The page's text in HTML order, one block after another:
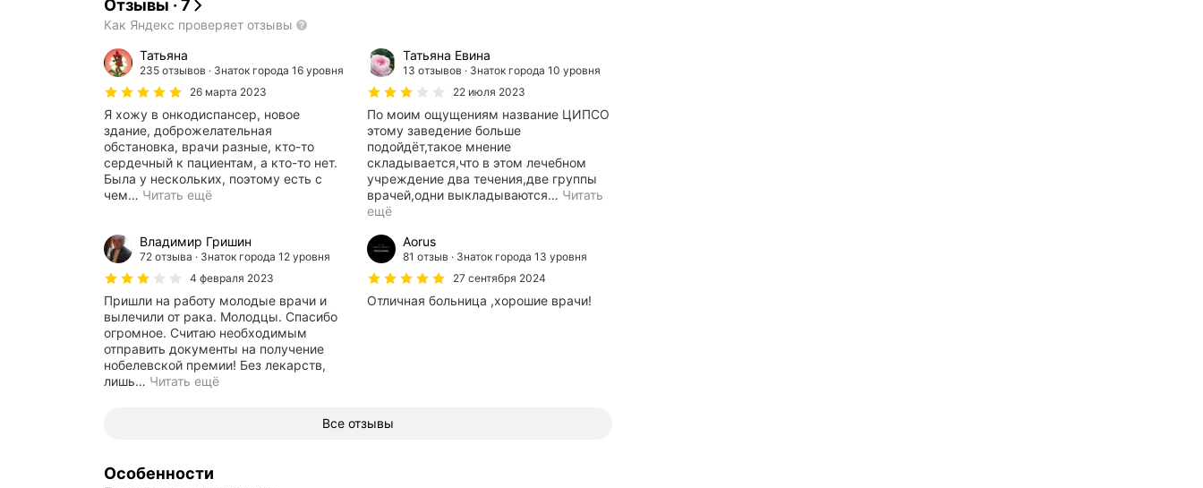
Отзывы · 7
Как Яндекс проверяет отзывы
Татьяна
235 отзывов
Знаток города 16 уровня
26 марта 2023
Я хожу в онкодиспансер, новое
здание, доброжелательная
обстановка, врачи разные, кто-то
сердечный к пациентам, а кто-то нет.
Была у нескольких, поэтому есть с
чем… Читать ещё
Татьяна Евина
13 отзывов
Знаток города 10 уровня
22 июля 2023
По моим ощущениям название ЦИПСО
этому заведение больше
подойдёт,такое мнение
складывается,что в этом лечебном
учреждение два течения,две группы
врачей,одни выкладываются… Читать
ещё
Владимир Гришин
72 отзыва
Знаток города 12 уровня
4 февраля 2023
Пришли на работу молодые врачи и
вылечили от рака. Молодцы. Спасибо
огромное. Считаю необходимым
отправить документы на получение
нобелевской премии! Без лекарств,
лишь… Читать ещё
Aorus
81 отзыв
Знаток города 13 уровня
27 сентября 2024
Отличная больница ,хорошие врачи!
Все отзывы
Особенности